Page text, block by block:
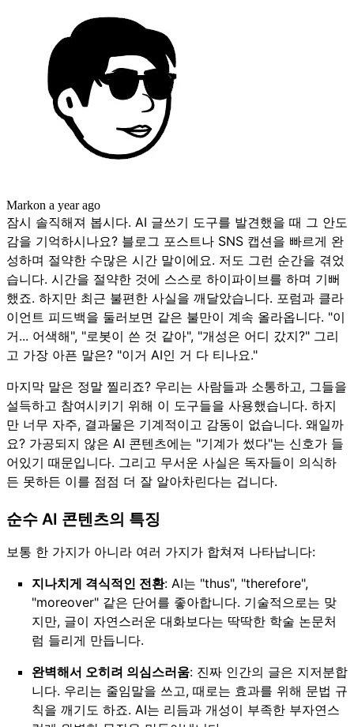
Markon a year ago
잠시 솔직해져 봅시다. AI 글쓰기 도구를 발견했을 때 그 안도
감을 기억하시나요? 블로그 포스트나 SNS 캡션을 빠르게 완
성하며 절약한 수많은 시간 말이에요. 저도 그런 순간을 겪었
습니다. 시간을 절약한 것에 스스로 하이파이브를 하며 기뻐
했죠. 하지만 최근 불편한 사실을 깨달았습니다. 포럼과 클라
이언트 피드백을 둘러보면 같은 불만이 계속 올라옵니다. "이
거... 어색해", "로봇이 쓴 것 같아", "개성은 어디 갔지?" 그리
고 가장 아픈 말은? "이거 AI인 거 다 티나요."
마지막 말은 정말 찔리죠? 우리는 사람들과 소통하고, 그들을
설득하고 참여시키기 위해 이 도구들을 사용했습니다. 하지
만 너무 자주, 결과물은 기계적이고 감동이 없습니다. 왜일까
요? 가공되지 않은 AI 콘텐츠에는 "기계가 썼다"는 신호가 들
어있기 때문입니다. 그리고 무서운 사실은 독자들이 의식하
든 못하든 이를 점점 더 잘 알아차린다는 겁니다.
순수 AI 콘텐츠의 특징
보통 한 가지가 아니라 여러 가지가 합쳐져 나타납니다:
지나치게 격식적인 전환: AI는 "thus", "therefore",
"moreover" 같은 단어를 좋아합니다. 기술적으로는 맞
지만, 글이 자연스러운 대화보다는 딱딱한 학술 논문처
럼 들리게 만듭니다.
완벽해서 오히려 의심스러움: 진짜 인간의 글은 지저분합
니다. 우리는 줄임말을 쓰고, 때로는 효과를 위해 문법 규
칙을 깨기도 하죠. AI는 리듬과 개성이 부족한 부자연스